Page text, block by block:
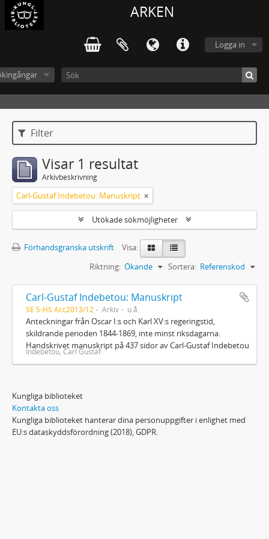
ARKEN
Logga in
Filter
Visar 1 resultat
Arkivbeskrivning
Carl-Gustaf Indebetou: Manuskript
Utökade sökmöjligheter
Förhandsgranska utskrift
Visa:
Sortera: Referenskod
Riktning: Ökande
Carl-Gustaf Indebetou: Manuskript
SE S-HS Acc2013/12 Arkiv u.å.
Anteckningar från Oscar I:s och Karl XV:s regeringstid,
skildrande perioden 1844-1869, inte minst riksdagarna.
Handskrivet manuskript på 437 sidor av Carl-Gustaf Indebetou
Indebetou, Carl Gustaf
Kungliga biblioteket
Kontakta oss
Kungliga biblioteket hanterar dina personuppgifter i enlighet med
EU:s dataskyddsförordning (2018), GDPR.